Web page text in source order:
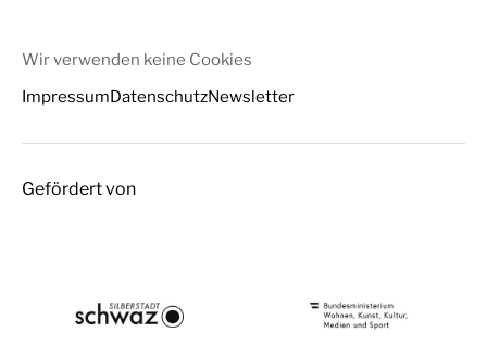
Wir verwenden keine Cookies
ImpressumDatenschutzNewsletter
Gefördert von